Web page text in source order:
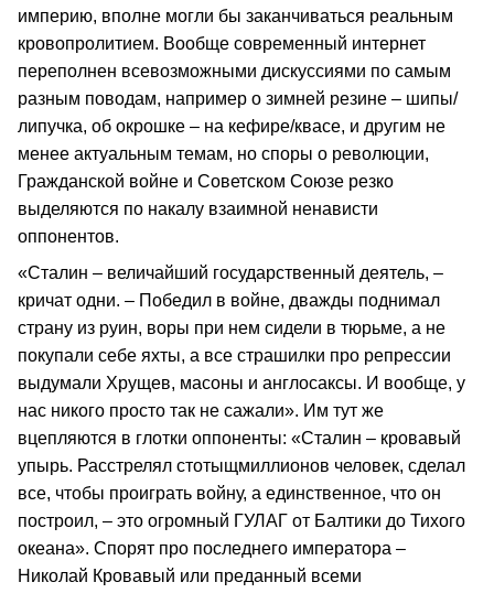
империю, вполне могли бы заканчиваться реальным
кровопролитием. Вообще современный интернет
переполнен всевозможными дискуссиями по самым
разным поводам, например о зимней резине – шипы/
липучка, об окрошке – на кефире/квасе, и другим не
менее актуальным темам, но споры о революции,
Гражданской войне и Советском Союзе резко
выделяются по накалу взаимной ненависти
оппонентов.
«Сталин – величайший государственный деятель, –
кричат одни. – Победил в войне, дважды поднимал
страну из руин, воры при нем сидели в тюрьме, а не
покупали себе яхты, а все страшилки про репрессии
выдумали Хрущев, масоны и англосаксы. И вообще, у
нас никого просто так не сажали». Им тут же
вцепляются в глотки оппоненты: «Сталин – кровавый
упырь. Расстрелял стотыщмиллионов человек, сделал
все, чтобы проиграть войну, а единственное, что он
построил, – это огромный ГУЛАГ от Балтики до Тихого
океана». Спорят про последнего императора –
Николай Кровавый или преданный всеми